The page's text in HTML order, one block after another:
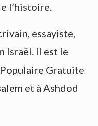
l’histoire.
essayiste,
Israël. Il est le
Gratuite
et à Ashdod